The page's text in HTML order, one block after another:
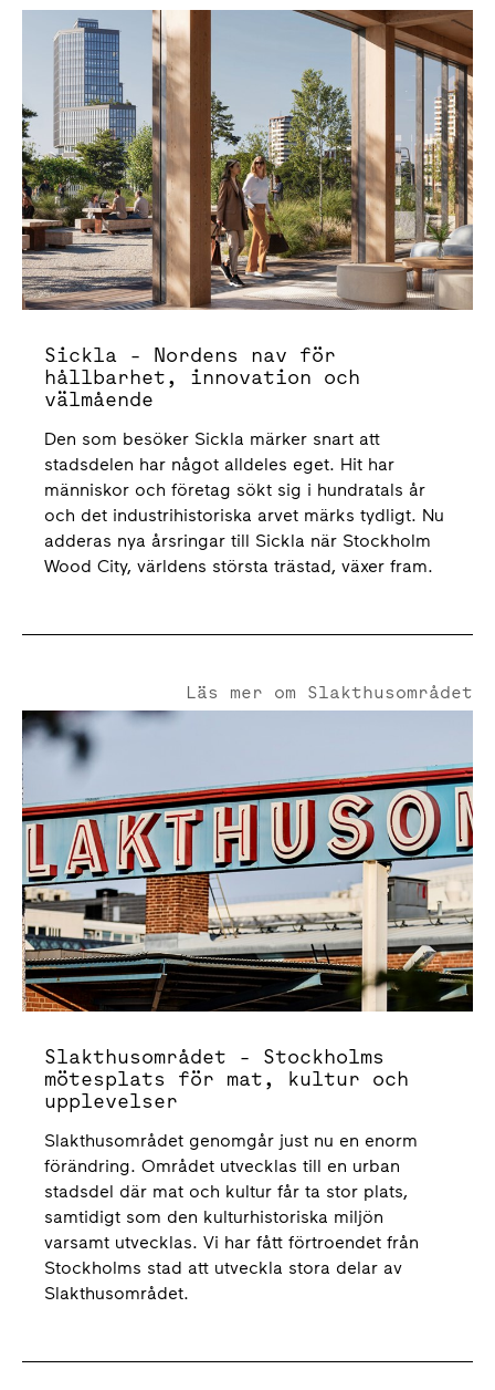
Sickla - Nordens nav för
hållbarhet, innovation och
välmående
Den som besöker Sickla märker snart att
stadsdelen har något alldeles eget. Hit har
människor och företag sökt sig i hundratals år
och det industrihistoriska arvet märks tydligt. Nu
adderas nya årsringar till Sickla när Stockholm
Wood City, världens största trästad, växer fram.
Slakthusområdet - Stockholms mötesplats för mat,
Läs mer om Slakthusområdet
Slakthusområdet - Stockholms
mötesplats för mat, kultur och
upplevelser
Slakthusområdet genomgår just nu en enorm
förändring. Området utvecklas till en urban
stadsdel där mat och kultur får ta stor plats,
samtidigt som den kulturhistoriska miljön
varsamt utvecklas. Vi har fått förtroendet från
Stockholms stad att utveckla stora delar av
Slakthusområdet.